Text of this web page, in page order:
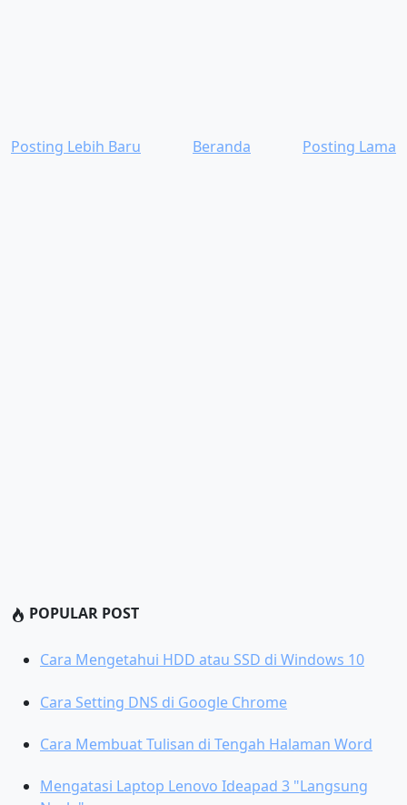
Posting Lebih Baru Posting Lama
Beranda
POPULAR POST
Cara Mengetahui HDD atau SSD di Windows 10
Cara Setting DNS di Google Chrome
Cara Membuat Tulisan di Tengah Halaman Word
Mengatasi Laptop Lenovo Ideapad 3 "Langsung